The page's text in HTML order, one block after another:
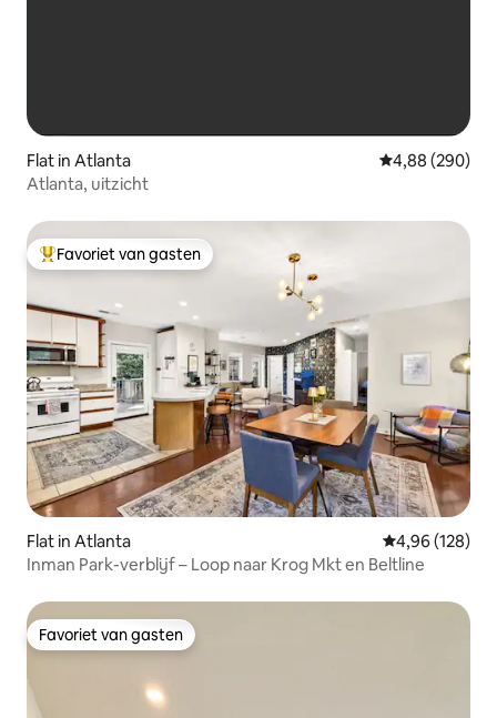
Flat in Atlanta Gemiddelde
4,88 (290)
Atlanta, uitzicht
Topfavoriet van gasten
Favoriet van gasten
Flat in Atlanta Gemiddelde
4,96 (128)
Inman Park-verblijf – Loop naar Krog Mkt en Beltline
Favoriet van gasten
Favoriet van gasten